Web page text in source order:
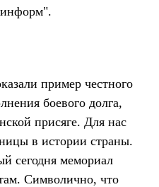
пример честного
боевого долга,
присяге. Для нас
в истории страны.
сегодня мемориал
Символично, что